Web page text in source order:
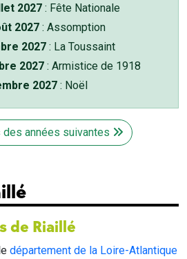
2027 : Fête Nationale
2027 : Assomption
2027 : La Toussaint
2027 : Armistice de 1918
2027 : Noël
années suivantes
de Riaillé
département de la Loire-Atlantique